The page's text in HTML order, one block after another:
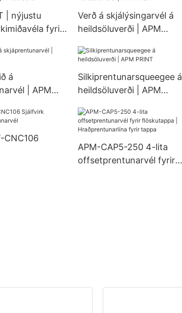
| nýjustu
fyrir
Verð á skjálýsingarvél á
heildsöluverði | APM
á
| APM
Silkiprentunarsqueegee á
heildsöluverði | APM
CNC106
APM-CAP5-250 4-lita
offsetprentunarvél fyrir